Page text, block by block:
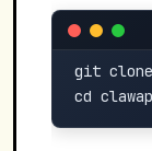
git